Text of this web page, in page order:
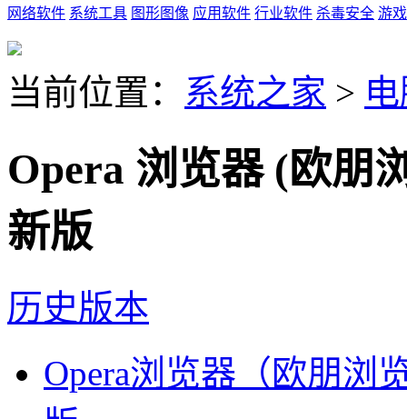
网络软件 系统工具 图形图像 应用软件 行业软件 杀毒安全 游
当前位置： 系统之家 >
Opera 浏览器 (欧朋
新版
历史版本
Opera浏览器（欧朋浏